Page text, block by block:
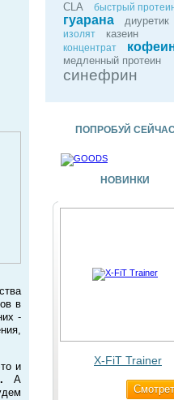
в
-
и
А
CLA быстрый
гуарана диуретик
изолят казеин
концентрат
медленный протеин
синефрин
ПОПРОБУЙ СЕЙЧАС
НОВИНКИ
X-FiT Trainer